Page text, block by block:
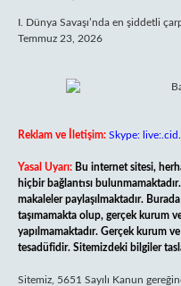
I. Dünya Savaşı’nda en şiddetli
Temmuz 23, 2026
Reklam ve İletişim: Skype:
Yasal Uyarı: Bu internet sitesi,
hiçbir bağlantısı
makaleler paylaşılmaktadır.
taşımamakta olup, gerçek kurum
yapılmamaktadır. Gerçek kurum
tesadüfidir. Sitemizdeki bilgiler
Sitemiz, 5651 Sayılı Kanun